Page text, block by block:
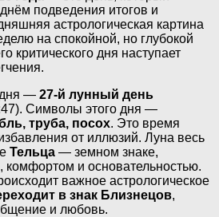
подведения итогов и
астрологическая картина
на спокойной, но глубокой
критического дня наступает
дня — 27-й лунный день
Символы этого дня —
труба, посох. Это время
от иллюзий. Луна весь
Тельца — земном знаке,
комфортом и основательностью.
важное астрологическое
в знак Близнецов,
и любовь.